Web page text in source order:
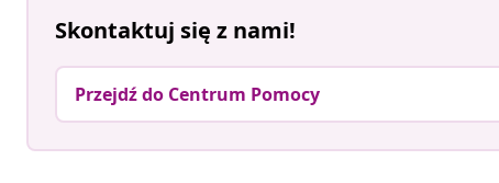
Skontaktuj się z nami!
Przejdź do Centrum Pomocy